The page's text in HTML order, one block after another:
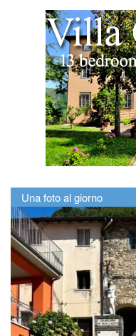
Una foto al giorno